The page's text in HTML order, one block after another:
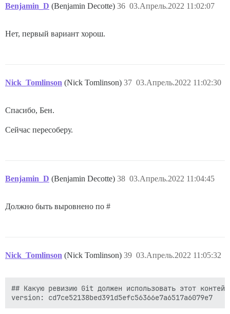
Benjamin_D (Benjamin Decotte) 03.Апрель.2022 11:02:07
36
Нет, первый вариант хорош.
Nick_Tomlinson (Nick Tomlinson) 03.Апрель.2022 11:02:30
37
Спасибо, Бен.
Сейчас пересоберу.
Benjamin_D (Benjamin Decotte) 03.Апрель.2022 11:04:45
38
Должно быть выровнено по #
Nick_Tomlinson (Nick Tomlinson) 03.Апрель.2022 11:05:32
39
## Какую ревизию Git должен использовать этот